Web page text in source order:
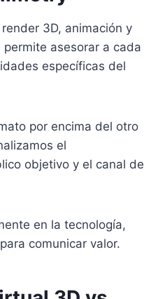
3D, animación y
asesorar a cada
específicas del
por encima del otro
el
objetivo y el canal de
en la tecnología,
comunicar valor.